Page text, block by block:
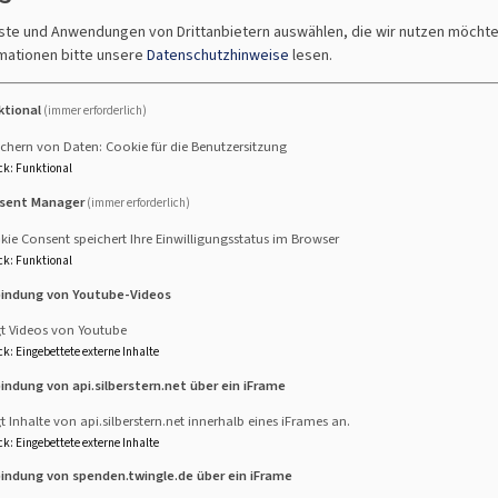
Anforderungen
aufgrund der folgenden Unvereinbarkeiten und
beim ThemeVK Philippus
folgenden Gründen nicht barrierefrei:
Kontaktangaben
und Anwendungen von Drittanbietern auswählen, die wir nutzen
bitte unsere Datenschutzhinweise lesen.
(immer erforderlich)
von Daten: Cookie für die Benutzersitzung
: Funktional
Manager(immer erforderlich)
Consent speichert Ihre Einwilligungsstatus im Browser
: Funktional
von Youtube-Videos
Videos von Youtube
: Eingebettete externe Inhalte
von api.silberstern.net über ein iFrame
Inhalte von api.silberstern.net innerhalb eines iFrames an.
: Eingebettete externe Inhalte
von spenden.twingle.de über ein iFrame